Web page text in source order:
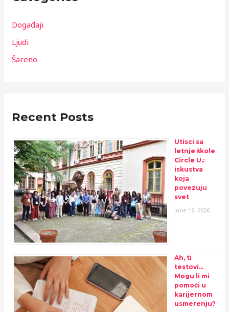
Događaji
Ljudi
Šareno
Recent Posts
Utisci sa
letnje škole
Circle U.:
iskustva
koja
povezuju
svet
June 19, 2026
Ah, ti
testovi…
Mogu li mi
pomoći u
karijernom
usmerenju?